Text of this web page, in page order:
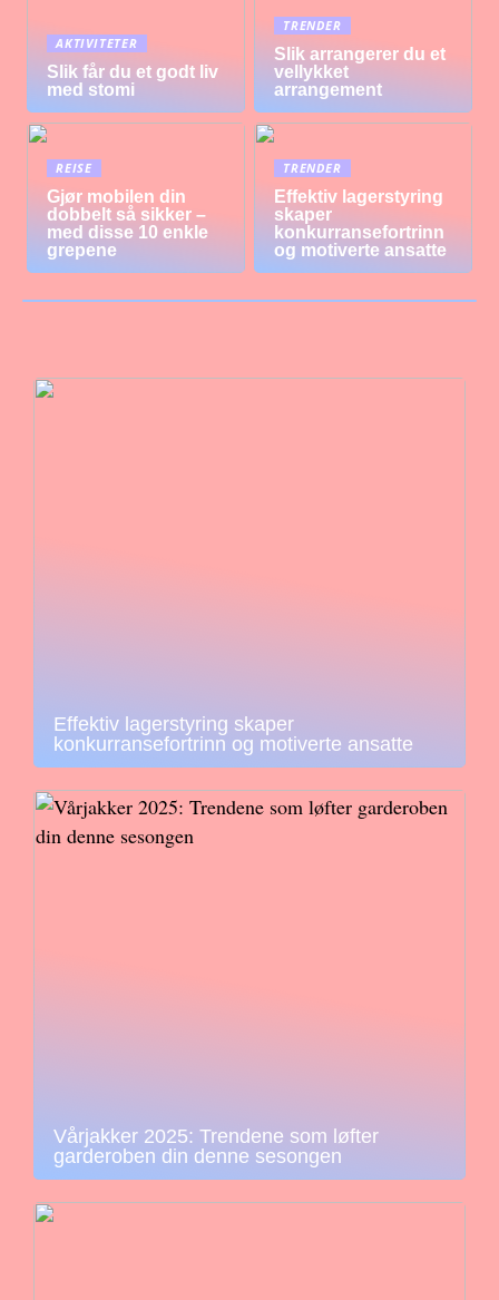
AKTIVITETER
Slik får du et godt liv
med stomi
TRENDER
Slik arrangerer du et
vellykket
arrangement
REISE
Gjør mobilen din
dobbelt så sikker –
med disse 10 enkle
grepene
TRENDER
Effektiv lagerstyring
skaper
konkurransefortrinn
og motiverte ansatte
Effektiv lagerstyring skaper
konkurransefortrinn og motiverte ansatte
Vårjakker 2025: Trendene som løfter
garderoben din denne sesongen